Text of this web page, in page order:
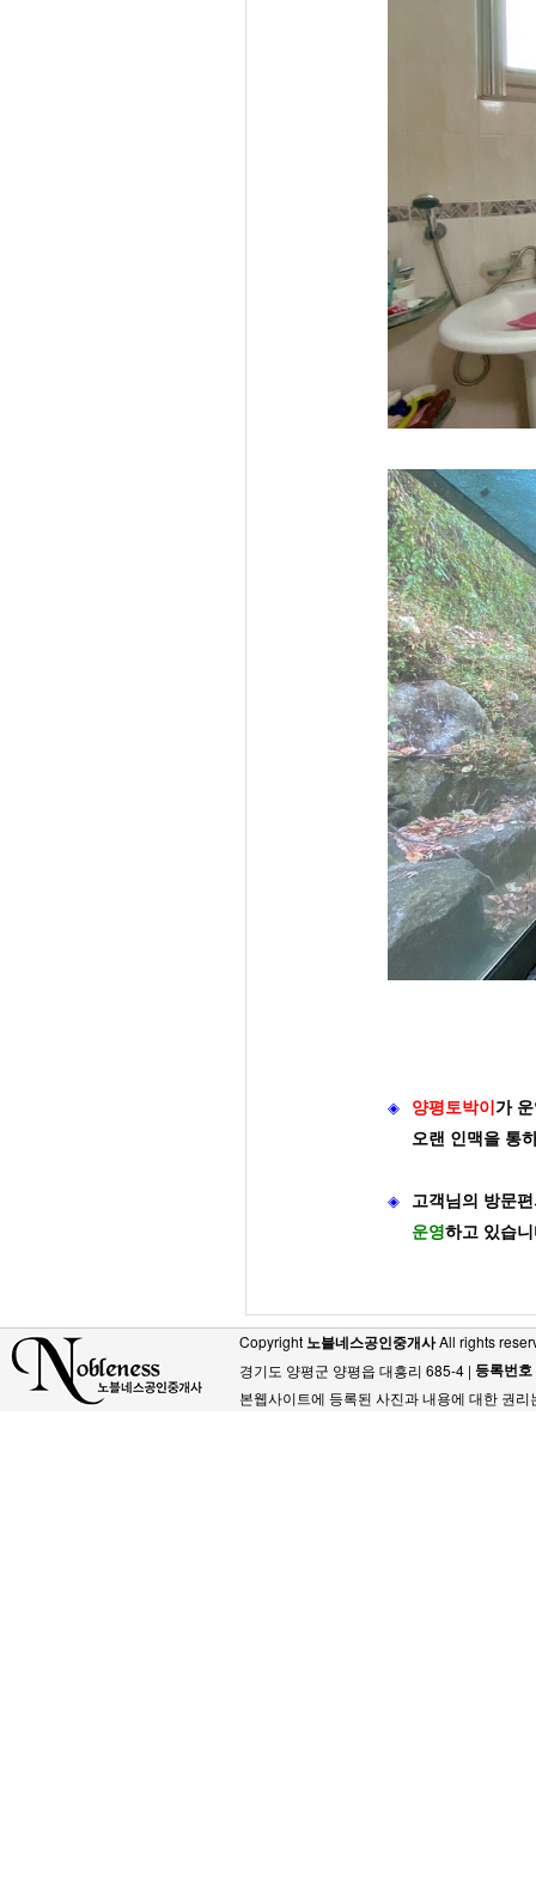
◈ 양평토박이 가
오랜 인맥을 통
◈
고객님의 방문
운영하고 있습
Copyright 노블네스공인중개사All rights
경기도 양평군 양평읍 대흥리 685-4 | 등록번호
본웹사이트에 등록된 사진과 내용에 대한 권